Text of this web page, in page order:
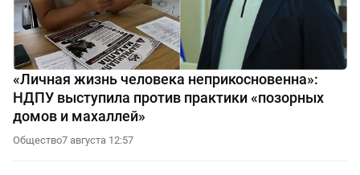
«Личная жизнь человека неприкосновенна»:
НДПУ выступила против практики «позорных
домов и махаллей»
Общество7 августа 12:57